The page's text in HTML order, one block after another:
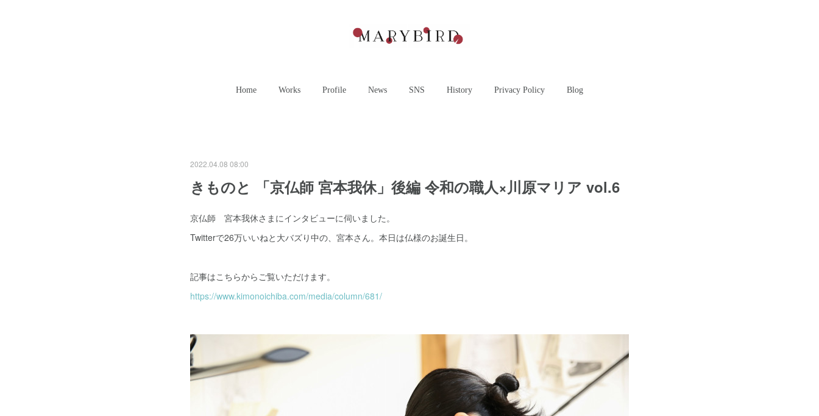
Home Works Profile News SNS History Privacy Policy Blog
2022.04.08 08:00
きものと 「京仏師 宮本我休」後編 令和の職人×川原マリア vol.6
京仏師 宮本我休さまにインタビューに伺いました。
Twitterで26万いいねと大バズり中の、宮本さん。本日は仏様のお誕生日。
記事はこちらからご覧いただけます。
https://www.kimonoichiba.com/media/column/681/